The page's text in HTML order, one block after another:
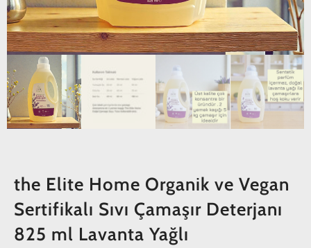
the Elite Home Organik ve Vegan
Sertifikalı Sıvı Çamaşır Deterjanı
825 ml Lavanta Yağlı